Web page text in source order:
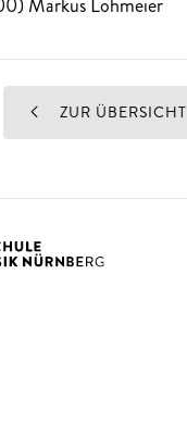
ZUR ÜBERSICHT